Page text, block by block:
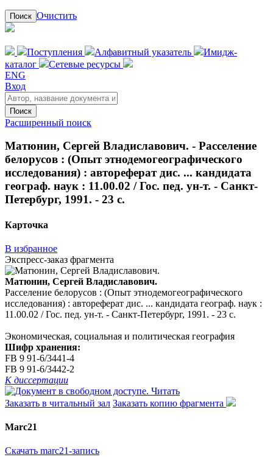
Поиск Очистить
Поступления Алфавитный указатель
Имидж-
каталог
Сетевые ресурсы
ENG
Вход
Поиск
Расширенный поиск
Матюнин, Сергей Владиславович. - Расселение
белорусов : (Опыт этнодемогеографического
исследования) : автореферат дис. ... кандидата
географ. наук : 11.00.02 / Гос. пед. ун-т. - Санкт-
Петербург, 1991. - 23 с.
Карточка
В избранное
Экспресс-заказ фрагмента
Матюнин, Сергей Владиславович.
Расселение белорусов : (Опыт этнодемогеографического
исследования) : автореферат дис. ... кандидата географ. наук :
11.00.02 / Гос. пед. ун-т. - Санкт-Петербург, 1991. - 23 с.
Экономическая, социальная и политическая география
Шифр хранения:
FB 9 91-6/3441-4
FB 9 91-6/3442-2
К диссертации
Читать
Заказать в читальный зал Заказать копию фрагмента
Marc21
Скачать marc21-запись